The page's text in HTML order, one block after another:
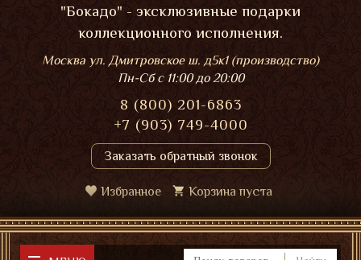
"Бокадо" - эксклюзивные подарки
коллекционного исполнения.
Москва ул. Дмитровское ш. д5к1 (производство)
Пн-Сбс 11:00 до 20:00
8 (800) 201-6863
+7 (903) 749-4000
Заказать обратный звонок
Избранное Корзина пуста